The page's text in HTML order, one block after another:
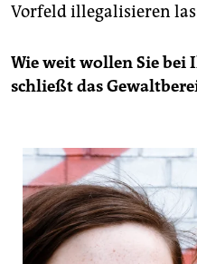
Vorfeld illegalisieren
Wie weit wollen Sie bei
schließt das